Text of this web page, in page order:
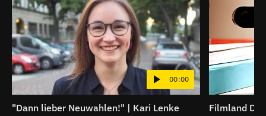
00:00
"Dann lieber Neuwahlen!" | Kari Lenke
Filmland